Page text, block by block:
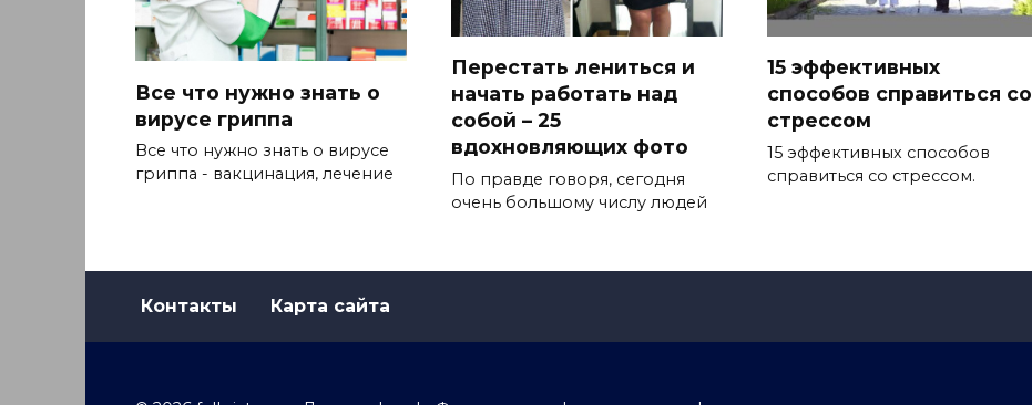
Все что нужно знать о
вирусе гриппа
Все что нужно знать о вирусе
гриппа - вакцинация, лечение
Перестать лениться и
начать работать над
собой – 25
вдохновляющих фото
По правде говоря, сегодня
очень большому числу людей
15 эффективных
способов справиться со
стрессом
15 эффективных способов
справиться со стрессом.
Контакты Карта сайта